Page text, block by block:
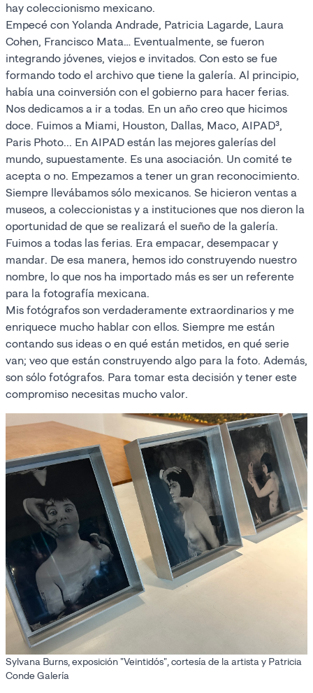
hay coleccionismo mexicano.
Empecé con Yolanda Andrade, Patricia Lagarde, Laura
Cohen, Francisco Mata… Eventualmente, se fueron
integrando jóvenes, viejos e invitados. Con esto se fue
formando todo el archivo que tiene la galería. Al principio,
había una coinversión con el gobierno para hacer ferias.
Nos dedicamos a ir a todas. En un año creo que hicimos
doce. Fuimos a Miami, Houston, Dallas, Maco, AIPAD³,
Paris Photo... En AIPAD están las mejores galerías del
mundo, supuestamente. Es una asociación. Un comité te
acepta o no. Empezamos a tener un gran reconocimiento.
Siempre llevábamos sólo mexicanos. Se hicieron ventas a
museos, a coleccionistas y a instituciones que nos dieron la
oportunidad de que se realizará el sueño de la galería.
Fuimos a todas las ferias. Era empacar, desempacar y
mandar. De esa manera, hemos ido construyendo nuestro
nombre, lo que nos ha importado más es ser un referente
para la fotografía mexicana.
Mis fotógrafos son verdaderamente extraordinarios y me
enriquece mucho hablar con ellos. Siempre me están
contando sus ideas o en qué están metidos, en qué serie
van; veo que están construyendo algo para la foto. Además,
son sólo fotógrafos. Para tomar esta decisión y tener este
compromiso necesitas mucho valor.
Sylvana Burns, exposición "Veintidós", cortesía de la artista y Patricia
Conde Galería